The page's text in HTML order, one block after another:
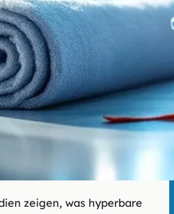
zeigen, was hyperbare